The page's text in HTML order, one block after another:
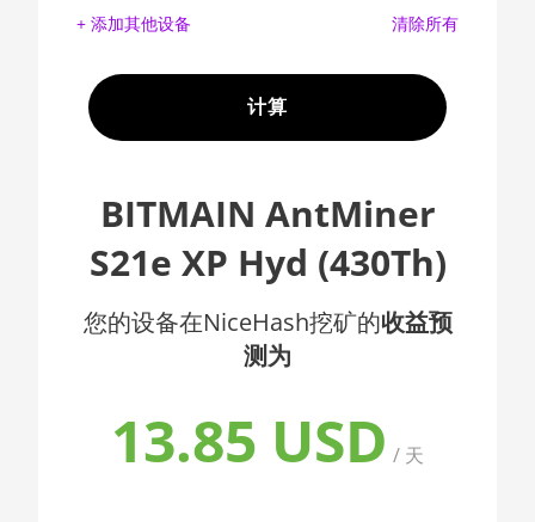
🇦🇪ㅤ AED
🇦🇫ㅤ AFN - Af
🇦🇲ㅤ AMD
🇧🇶ㅤ ANG - ƒ
🇦🇴ㅤ AOA - Kz
🏳ㅤ AWG - ƒ
BITMAIN AntMiner S17e (64Th)
AMD CPU EPYC 7352
AMD CPU EPYC 7402
AMD CPU EPYC 7551
AMD CPU EPYC 7601
AMD CPU EPYC 7742
AMD CPU Ryzen 3 1300X
AMD CPU Ryzen 5 1500X
+ 添加其他设备 清除所有
计算
BITMAIN AntMiner
S21e XP Hyd (430Th)
您的设备在NiceHash挖矿的收益预
测为
13.85 USD/ 天